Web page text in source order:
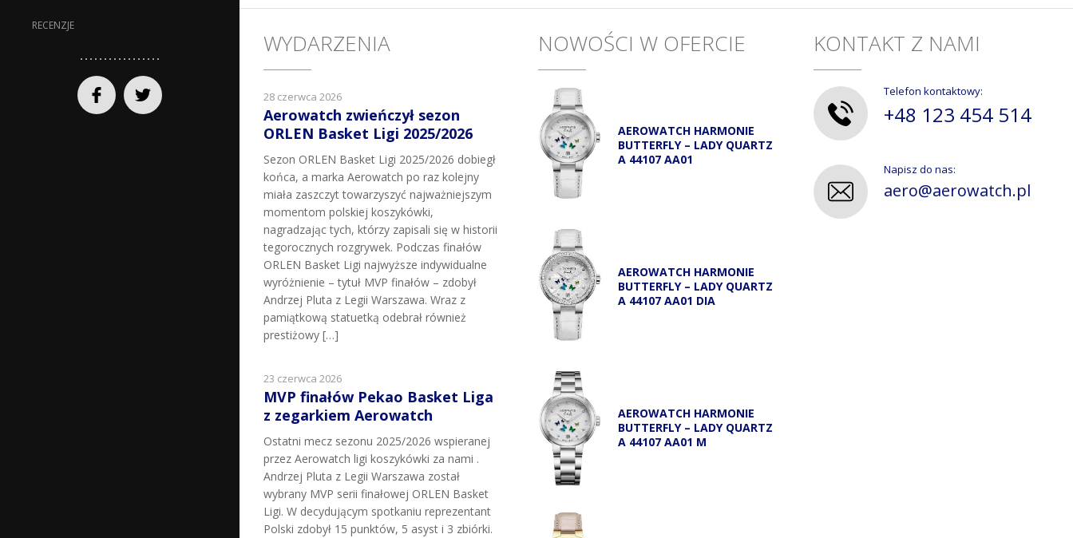
RECENZJE
WYDARZENIA
28 czerwca 2026
Aerowatch zwieńczył sezon
ORLEN Basket Ligi 2025/2026
Sezon ORLEN Basket Ligi 2025/2026 dobiegł
końca, a marka Aerowatch po raz kolejny
miała zaszczyt towarzyszyć najważniejszym
momentom polskiej koszykówki,
nagradzając tych, którzy zapisali się w historii
tegorocznych rozgrywek. Podczas finałów
ORLEN Basket Ligi najwyższe indywidualne
wyróżnienie – tytuł MVP finałów – zdobył
Andrzej Pluta z Legii Warszawa. Wraz z
pamiątkową statuetką odebrał również
prestiżowy […]
23 czerwca 2026
MVP finałów Pekao Basket Liga
z zegarkiem Aerowatch
Ostatni mecz sezonu 2025/2026 wspieranej
przez Aerowatch ligi koszykówki za nami .
Andrzej Pluta z Legii Warszawa został
wybrany MVP serii finałowej ORLEN Basket
Ligi. W decydującym spotkaniu reprezentant
Polski zdobył 15 punktów, 5 asyst i 3 zbiórki.
NOWOŚCI W OFERCIE
AEROWATCH HARMONIE
BUTTERFLY – LADY QUARTZ
A 44107 AA01
AEROWATCH HARMONIE
BUTTERFLY – LADY QUARTZ
A 44107 AA01 DIA
AEROWATCH HARMONIE
BUTTERFLY – LADY QUARTZ
A 44107 AA01 M
KONTAKT Z NAMI
Telefon kontaktowy:
+48 123 454 514
Napisz do nas:
aero@aerowatch.pl